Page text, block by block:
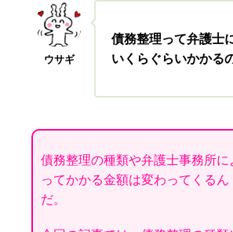
ウサギ
債務整理って弁護士
いくらぐらいかかる
債務整理の種類や弁護士事務所に
ってかかる金額は変わってくるん
だ。